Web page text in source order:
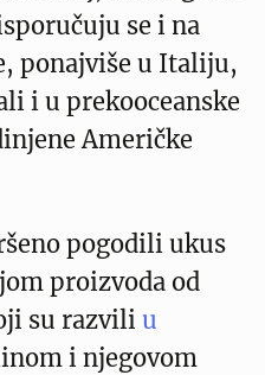
se i na
ponajviše u Italiju,
i u prekooceanske
Američke
pogodili ukus
proizvoda od
su razvili u
i njegovom